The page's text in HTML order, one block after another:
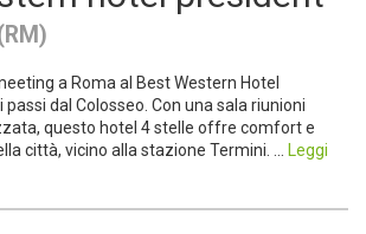
a Roma al Best Western Hotel
passi dal Colosseo. Con una sala riunioni
questo hotel 4 stelle offre comfort e
città, vicino alla stazione Termini. ...
Leggi